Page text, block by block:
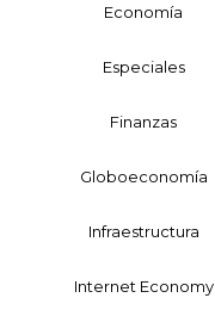
Economía
Especiales
Finanzas
Globoeconomía
Infraestructura
Internet Economy